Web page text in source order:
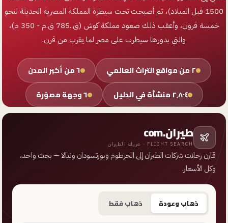
1500 قبل الميلاد)، ثم أصبحت تحت سيطرة المملكة المصرية الحديثة لنحو
خمسة قرون، وأعقب ذلك صعود مملكة كوش (ق..785 ق.م - 350 م)،
والتي بدورها سيطرت على مصر لما يقرب من قرن.
٢ من مواقع التراث العالمي ٦من أكبر المدن
٢٬٨٠٤ منشأةفي الدليل ٦وجهة مصوّرة
طيران.com
FLIGHT SEARCH · شريك الطيران
قارن رحلات شركات الطيران إلى الخرطوم وبورتسودان ونيالا — بحث واحد،
وكل الأسعار.
ذهاب وعودة ذهاب فقط